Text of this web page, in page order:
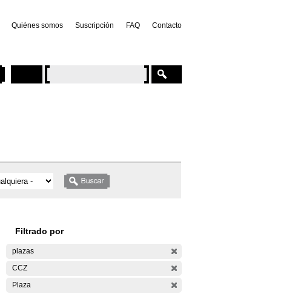
Quiénes somos Suscripción FAQ Contacto
Filtrado por
plazas
CCZ
Plaza